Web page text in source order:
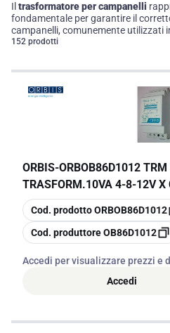
Il trasformatore per campanelli
fondamentale per garantire il
campanelli, comunemente utilizzati
commerciale. Questo dispositivo è
assicura prestazioni elevate e una
un elemento chiave per ottimizzare
152 prodotti
ORBIS-ORBOB86D1012
TRASFORM.10VA 4-8-12V X
copia
Cod. prodottoORBOB86D1012
copia
Cod. produttoreOB86D1012
Accedi per visualizzare prezzi e
Accedi